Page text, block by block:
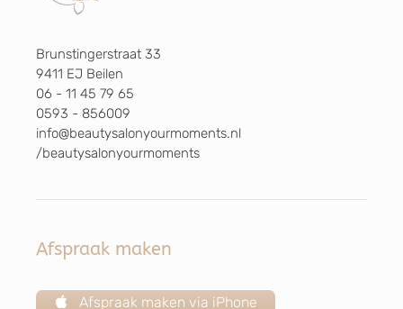
Brunstingerstraat 33
9411 EJ Beilen
06 - 11 45 79 65
0593 - 856009
info@beautysalonyourmoments.nl
/beautysalonyourmoments
Afspraak maken
Afspraak maken via iPhone